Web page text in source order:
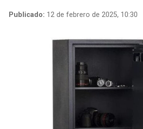
Publicado: 12 de febrero de 2025, 10:30